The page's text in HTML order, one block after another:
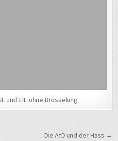
und LTE ohne Drosselung
Die AfD und der Hass →